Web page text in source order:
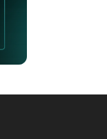
ยความจำได้
แกนภาพทั้งหมดบน
คุณสามารถดู